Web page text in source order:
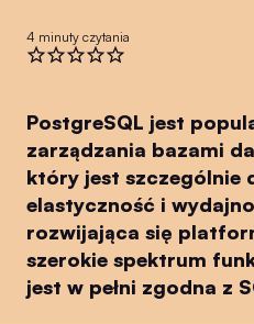
4 minuty czytania
PostgreSQL jest
zarządzania bazami
który jest szczególnie
elastyczność i
rozwijająca się
szerokie spektrum
jest w pełni zgodna z